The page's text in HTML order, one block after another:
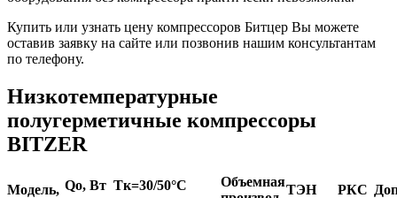
Купить или узнать цену компрессоров Битцер Вы можете
оставив заявку на сайте или позвонив нашим консультантам
по телефону.
Низкотемпературные
полугерметичные компрессоры
BITZER
Модель, Qo, Вт Tк=30/50°C
Объемная
ТЭН РКС